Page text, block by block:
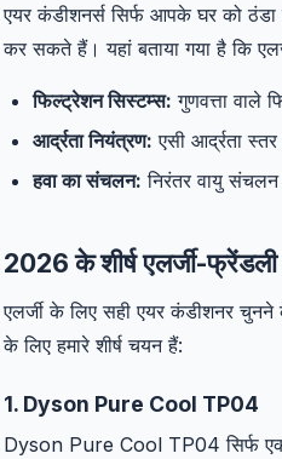
एयर कंडीशनर्स सिर्फ आपके घर को
कर सकते हैं। यहां बताया गया है कि
फिल्ट्रेशन सिस्टम्स: गुणवत्ता वाले
आर्द्रता नियंत्रण: एसी आर्द्रता
हवा का संचलन: निरंतर वायु
2026 के शीर्ष एलर्जी-
एलर्जी के लिए सही एयर कंडीशनर
के लिए हमारे शीर्ष चयन हैं:
1. Dyson Pure Cool TP04
Dyson Pure Cool TP04 सिर्फ एक